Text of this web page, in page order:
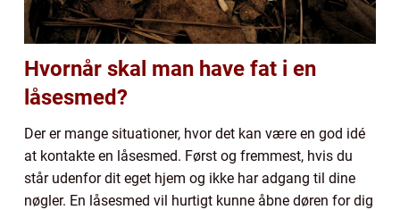
Hvornår skal man have fat i en
låsesmed?
Der er mange situationer, hvor det kan være en god idé
at kontakte en låsesmed. Først og fremmest, hvis du
står udenfor dit eget hjem og ikke har adgang til dine
nøgler. En låsesmed vil hurtigt kunne åbne døren for dig